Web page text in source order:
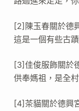
[2]陳玉春關於德
這是一個有些古
[3]佳俊服飾關於
供奉媽祖，是全
[4]茶貓關於德興